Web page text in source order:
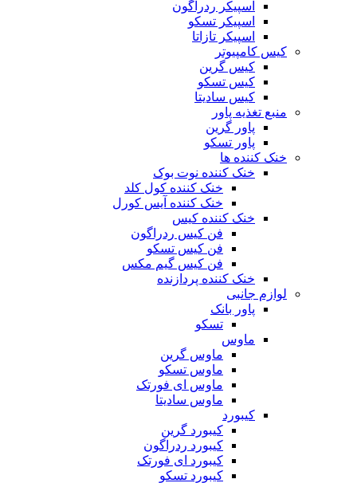
اسپیکر ردراگون
اسپیکر تسکو
اسپیکر تازاتا
کیس کامپیوتر
کیس گرین
کیس تسکو
کیس سادیتا
منبع تغذیه‌ پاور
پاور گرین
پاور تسکو
خنک کننده ها
خنک کننده نوت بوک
خنک کننده کول کلد
خنک کننده آیس کورل
خنک کننده کیس
فن کیس ردراگون
فن کیس تسکو
فن کیس گیم مکس
خنک کننده پردازنده
لوازم جانبی
پاور بانک
تسکو
ماوس
ماوس گرین
ماوس تسکو
ماوس ای فورتک
ماوس سادیتا
کیبورد
کیبورد گرین
کیبورد ردراگون
کیبورد ای فورتک
کیبورد تسکو